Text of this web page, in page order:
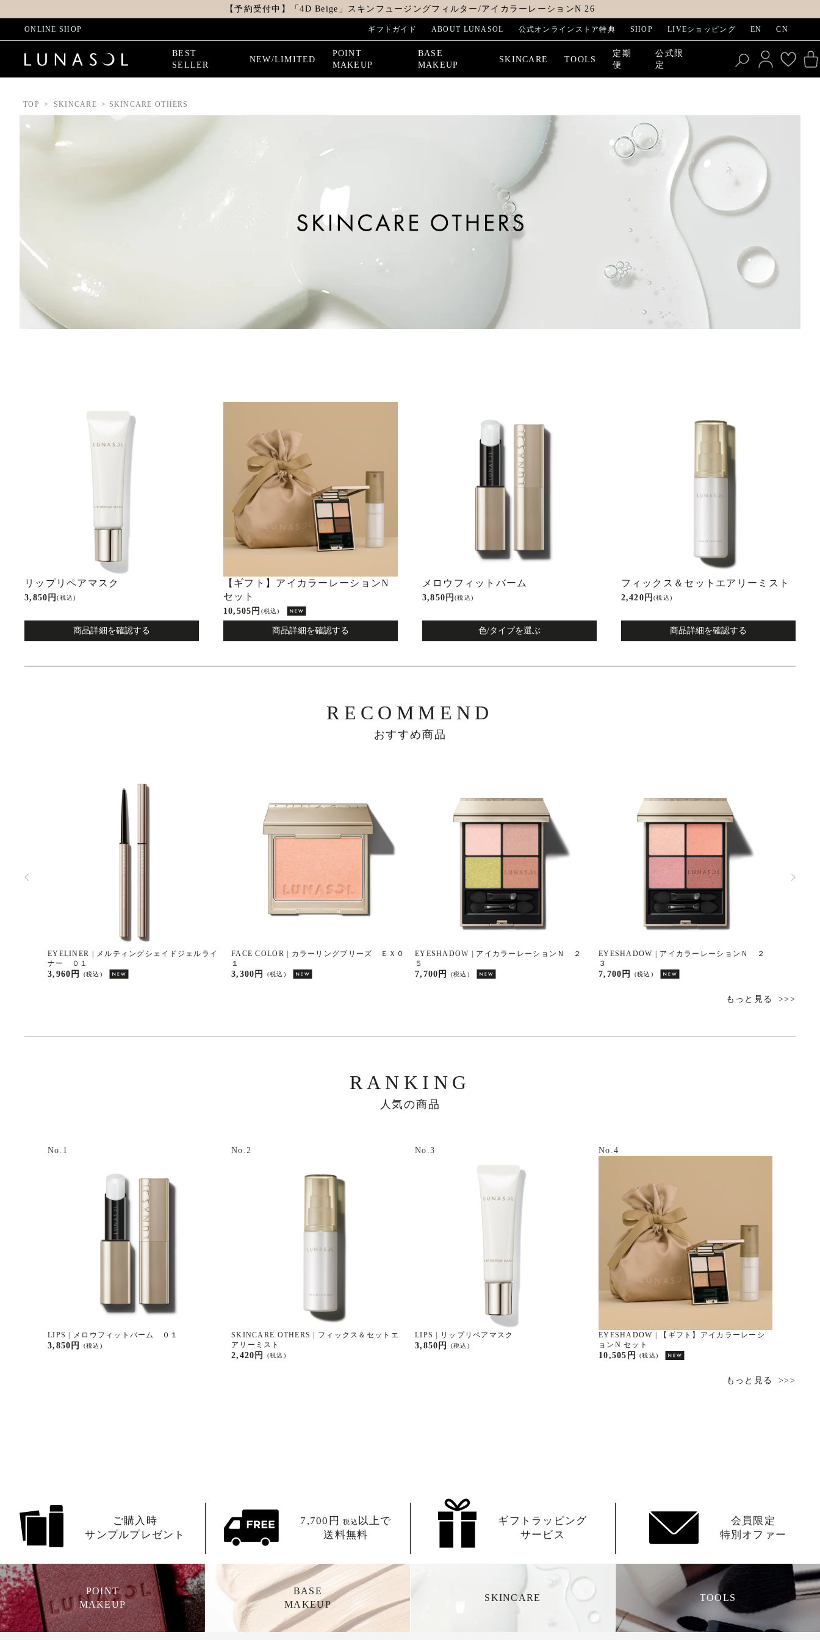
【予約受付中】「4D Beige」スキンフュージングフィルター/アイカラーレーションN 26
ONLINE SHOP ギフトガイド ABOUT LUNASOL 公式オンラインストア特典 SHOP LIVEショッピング EN CN
BEST
SELLER
NEW/LIMITED
POINT
MAKEUP
BASE
MAKEUP
SKINCARE TOOLS
定期
便
公式限
定
TOP SKINCARE SKINCARE OTHERS
リップリペアマスク
(税込)
3,850 円
商品詳細を確認する
【ギフト】アイカラーレーションN
セット
(税込)
10,505 円
商品詳細を確認する
メロウフィットバーム
(税込)
3,850 円
色/タイプを選ぶ
フィックス＆セットエアリーミスト
(税込)
2,420 円
商品詳細を確認する
RECOMMEND
おすすめ商品
EYELINER | メルティングシェイドジェルライ
ナー ０１
(税込)
3,960円
FACE COLOR | カラーリングブリーズ ＥＸ０
１
(税込)
3,300円
EYESHADOW | アイカラーレーションＮ ２
５
(税込)
7,700円
EYESHADOW | アイカラーレーションＮ ２
３
(税込)
7,700円
もっと見る
RANKING
人気の商品
No.1
LIPS | メロウフィットバーム ０１
(税込)
3,850円
No.2
SKINCARE OTHERS | フィックス＆セットエ
アリーミスト
(税込)
2,420円
No.3
LIPS | リップリペアマスク
(税込)
3,850円
No.4
EYESHADOW | 【ギフト】アイカラーレーシ
ョンN セット
(税込)
10,505円
もっと見る
ご購入時
サンプルプレゼント
7,700円税込 以上で
送料無料
ギフトラッピング
サービス
会員限定
特別オファー
POINT
MAKEUP
BASE
MAKEUP
SKINCARE TOOLS